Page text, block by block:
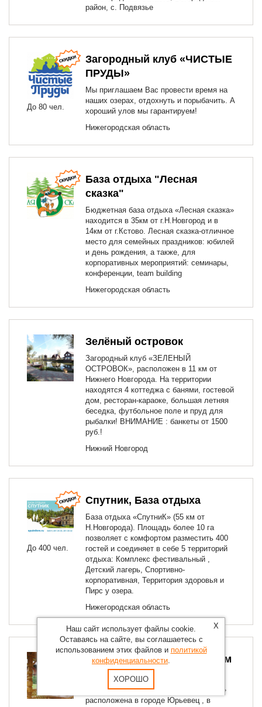
район, с. Подвязье
До 80 чел.
Загородный клуб «ЧИСТЫЕ
ПРУДЫ»
Мы приглашаем Вас провести время на
наших озерах, отдохнуть и порыбачить. А
хороший улов мы гарантируем!
Нижегородская область
База отдыха "Лесная
сказка"
Бюджетная база отдыха «Лесная сказка»
находится в 35км от г.Н.Новгород и в
14км от г.Кстово. Лесная сказка-отличное
место для семейных праздников: юбилей
и день рождения, а также, для
корпоративных мероприятий: семинары,
конференции, team building
Нижегородская область
Зелёный островок
Загородный клуб «ЗЕЛЕНЫЙ
ОСТРОВОК», расположен в 11 км от
Нижнего Новгорода. На территории
находятся 4 коттеджа с банями, гостевой
дом, ресторан-караоке, большая летняя
беседка, футбольное поле и пруд для
рыбалки! ВНИМАНИЕ : банкеты от 1500
руб.!
Нижний Новгород
До 400 чел.
Спутник, База отдыха
База отдыха «СпутниК» (55 км от
Н.Новгорода). Площадь более 10 га
позволяет с комфортом разместить 400
гостей и соединяет в себе 5 территорий
отдыха: Комплекс фестивальный ,
Детский лагерь, Спортивно-
корпоративная, Территория здоровья и
Пирс у озера.
Нижегородская область
База отдыха «Гостевой дом
Глаз орла»
База отдыха «Гостевой дом Глаз орла»
расположена в городе Юрьевец , в
X
Наш сайт использует файлы cookie.
Оставаясь на сайте, вы соглашаетесь с
использованием этих файлов и политикой
конфиденциальности.
ХОРОШО